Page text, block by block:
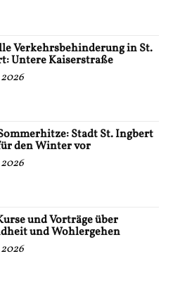
Verkehrsbehinderung in St.
Untere Kaiserstraße
Stadt St. Ingbert
den Winter vor
und Vorträge über
und Wohlergehen